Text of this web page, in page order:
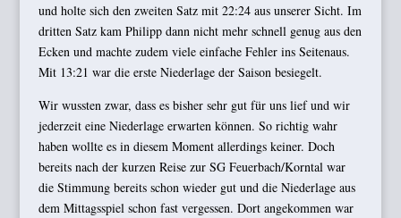
und holte sich den zweiten Satz mit 22:24 aus unserer Sicht. Im
dritten Satz kam Philipp dann nicht mehr schnell genug aus den
Ecken und machte zudem viele einfache Fehler ins Seitenaus.
Mit 13:21 war die erste Niederlage der Saison besiegelt.
Wir wussten zwar, dass es bisher sehr gut für uns lief und wir
jederzeit eine Niederlage erwarten können. So richtig wahr
haben wollte es in diesem Moment allerdings keiner. Doch
bereits nach der kurzen Reise zur SG Feuerbach/Korntal war
die Stimmung bereits schon wieder gut und die Niederlage aus
dem Mittagsspiel schon fast vergessen. Dort angekommen war